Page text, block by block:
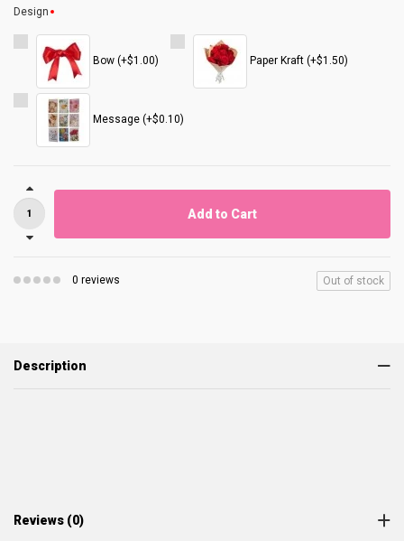
Design
Bow (+$1.00) Paper Kraft (+$1.50)
Message (+$0.10)
Add to Cart
0 reviews Out of stock
Description
Reviews (0)